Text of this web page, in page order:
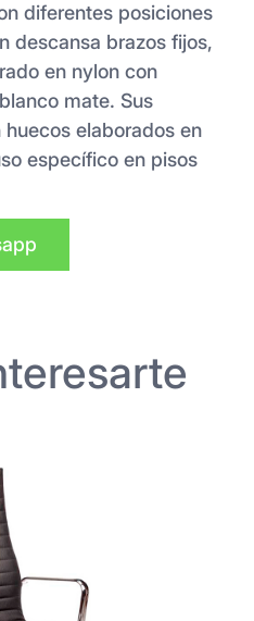
diferentes posiciones
descansa brazos fijos,
en nylon con
mate. Sus
elaborados en
específico en pisos